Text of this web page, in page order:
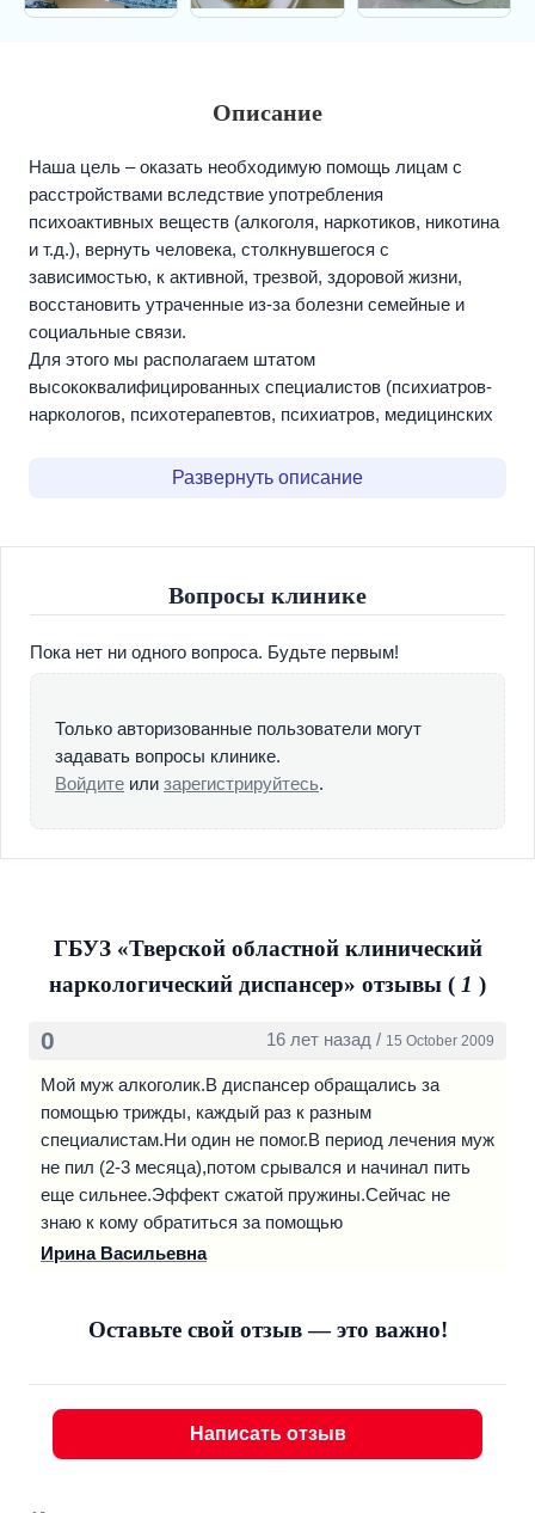
Описание
Наша цель – оказать необходимую помощь лицам с
расстройствами вследствие употребления
психоактивных веществ (алкоголя, наркотиков, никотина
и т.д.), вернуть человека, столкнувшегося с
зависимостью, к активной, трезвой, здоровой жизни,
восстановить утраченные из-за болезни семейные и
социальные связи.
Для этого мы располагаем штатом
высококвалифицированных специалистов (психиатров-
наркологов, психотерапевтов, психиатров, медицинских
социальной работе), функционируют различные
отделение медико-психологической помощи детям и
отделение платных услуг. Наши сотрудники отличаются
философским отношением к человеческим слабостям и
обследований, осмотров и освидетельствований,
связанных установлением фактов потребления
психоактивных веществ, наличия медицинских
противопоказаний к различным видам деятельности. В
лаборатории диспансера проводятся предварительные и
веществ.
Администрация, диспансерно-поликлиническое
отделение, наркологическое отделение, клинико-
освидетельствования на состояние опьянения находятся
в одном здании в микрорайоне "Южный".
МЫ НАХОДИМСЯ ПО АДРЕСУ: 170043, г. Тверь, ул.
ГЛАВНЫЙ ВРАЧ:
Кочегуров Вадим Вадимович
Адрес: г. Тверь, ул. Королева, д. 10
10:00 – 12:00, четверг 14:00 – 16:00
(прием наркологических больных):
Заведующая отделением ТЕРЕХОВА ВИКТОРИЯ
Развернуть описание
Вопросы клинике
Пока нет ни одного вопроса. Будьте первым!
Только авторизованные пользователи могут
задавать вопросы клинике.
Войдите или зарегистрируйтесь.
ГБУЗ «Тверской областной клинический
наркологический диспансер» отзывы ( 1 )
0 16 лет назад / 15 October 2009
Мой муж алкоголик.В диспансер обращались за
помощью трижды, каждый раз к разным
специалистам.Ни один не помог.В период лечения муж
не пил (2-3 месяца),потом срывался и начинал пить
еще сильнее.Эффект сжатой пружины.Сейчас не
знаю к кому обратиться за помощью
Ирина Васильевна
Оставьте свой отзыв — это важно!
Написать отзыв